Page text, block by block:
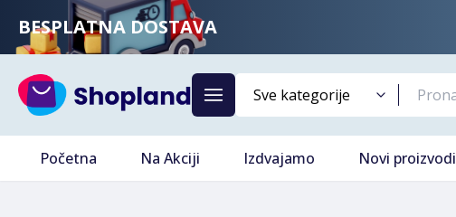
BESPLATNA DOSTAVA
Početna Na Akciji Izdvajamo Novi proizvodi